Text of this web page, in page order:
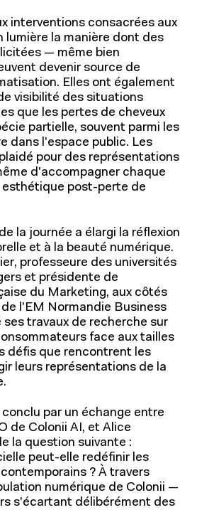
de l'IFM
professoral
Contact
Actualités
Ressources
continue
entreprises
interventions consacrées aux
lumière la manière dont des
— même bien
devenir source de
Elles ont également
visibilité des situations
que les pertes de cheveux
partielle, souvent parmi les
dans l'espace public. Les
pour des représentations
d'accompagner chaque
esthétique post-perte de
la journée a élargi la réflexion
et à la beauté numérique.
professeure des universités
et présidente de
du Marketing, aux côtés
l'EM Normandie Business
ses travaux de recherche sur
face aux tailles
défis que rencontrent les
leurs représentations de la
par un échange entre
de Colonii AI, et Alice
la question suivante :
peut-elle redéfinir les
? À travers
numérique de Colonii —
s'écartant délibérément des